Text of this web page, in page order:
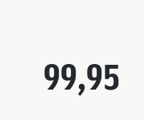
99,95